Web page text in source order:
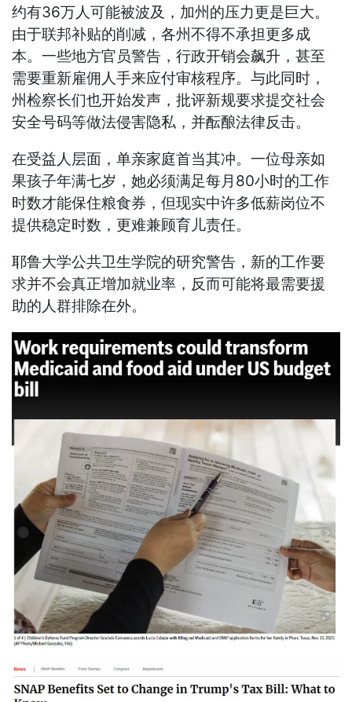
约有36万人可能被波及，加州的压力更是巨大。
由于联邦补贴的削减，各州不得不承担更多成
本。一些地方官员警告，行政开销会飙升，甚至
需要重新雇佣人手来应付审核程序。与此同时，
州检察长们也开始发声，批评新规要求提交社会
安全号码等做法侵害隐私，并酝酿法律反击。
在受益人层面，单亲家庭首当其冲。一位母亲如
果孩子年满七岁，她必须满足每月80小时的工作
时数才能保住粮食券，但现实中许多低薪岗位不
提供稳定时数，更难兼顾育儿责任。
耶鲁大学公共卫生学院的研究警告，新的工作要
求并不会真正增加就业率，反而可能将最需要援
助的人群排除在外。